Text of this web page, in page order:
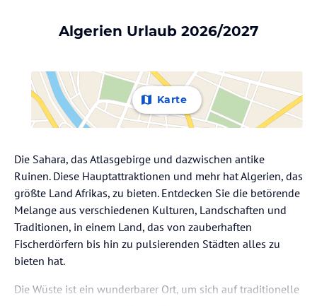
Algerien Urlaub 2026/2027
Karte
Die Sahara, das Atlasgebirge und dazwischen antike
Ruinen. Diese Hauptattraktionen und mehr hat Algerien, das
größte Land Afrikas, zu bieten. Entdecken Sie die betörende
Melange aus verschiedenen Kulturen, Landschaften und
Traditionen, in einem Land, das von zauberhaften
Fischerdörfern bis hin zu pulsierenden Städten alles zu
bieten hat.
Die Wüste ist ein wunderbarer Ort, um sich auf traditionelle